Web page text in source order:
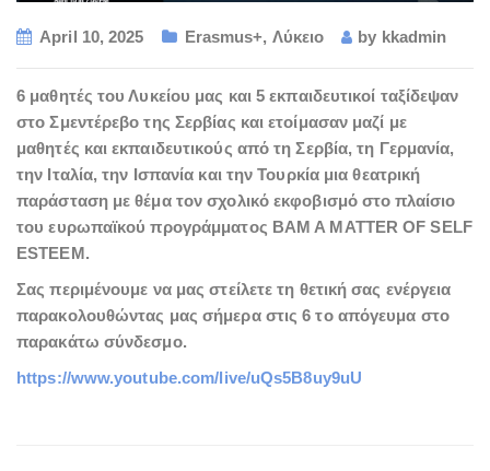
April 10, 2025 Erasmus+, Λύκειο by kkadmin
6 μαθητές του Λυκείου μας και 5 εκπαιδευτικοί ταξίδεψαν
στο Σμεντέρεβο της Σερβίας και ετοίμασαν μαζί με
μαθητές και εκπαιδευτικούς από τη Σερβία, τη Γερμανία,
την Ιταλία, την Ισπανία και την Τουρκία μια θεατρική
παράσταση με θέμα τον σχολικό εκφοβισμό στο πλαίσιο
του ευρωπαϊκού προγράμματος BAM A MATTER OF SELF
ESTEEM.
Σας περιμένουμε να μας στείλετε τη θετική σας ενέργεια
παρακολουθώντας μας σήμερα στις 6 το απόγευμα στο
παρακάτω σύνδεσμο.
https://www.youtube.com/live/uQs5B8uy9uU